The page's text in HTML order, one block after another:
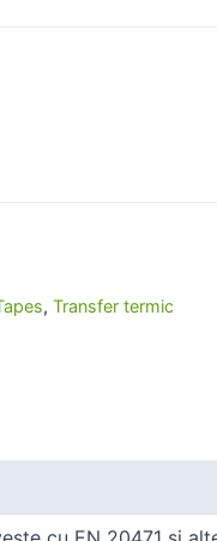
,Transfer termic